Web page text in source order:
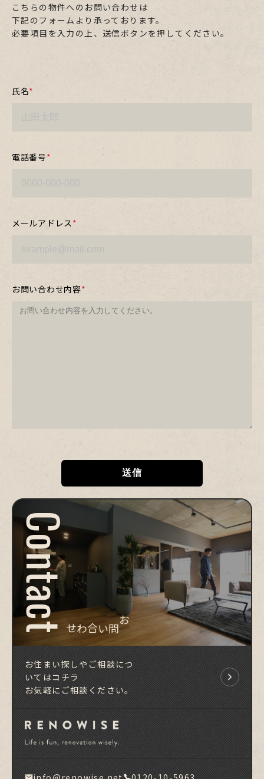
こちらの物件へのお問い合わせは
下記のフォームより承っております。
必要項目を入力の上、送信ボタンを押してください。
氏名*
電話番号*
メールアドレス *
お問い合わせ内容*
Contact
お問い合わせ
お住まい探しやご相談につ
いてはコチラ
お気軽にご相談ください。